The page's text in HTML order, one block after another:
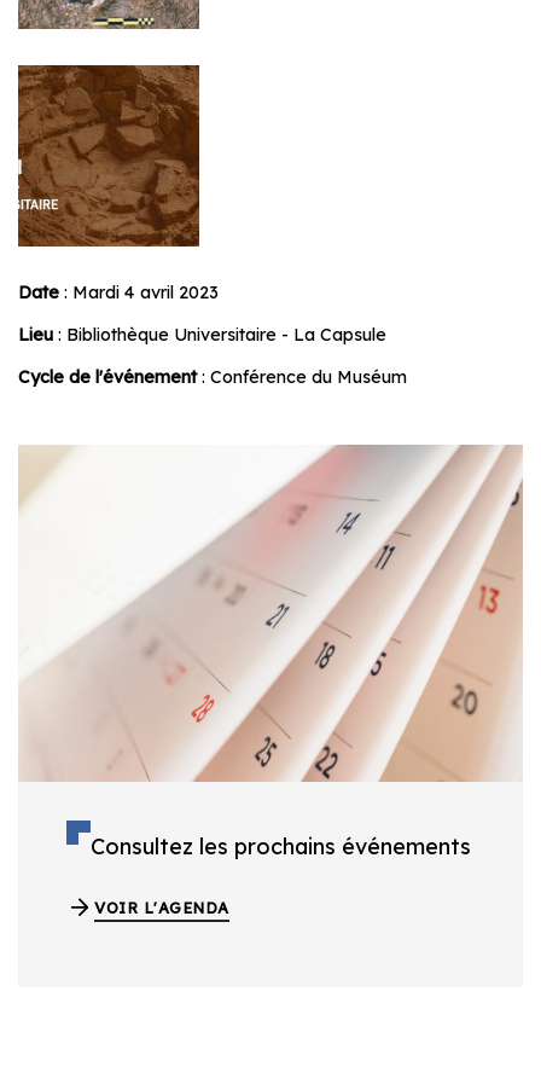
Date : Mardi 4 avril 2023
Lieu : Bibliothèque Universitaire - La Capsule
Cycle de l'événement: Conférence du Muséum
Consultez les prochains événements
VOIR L'AGENDA